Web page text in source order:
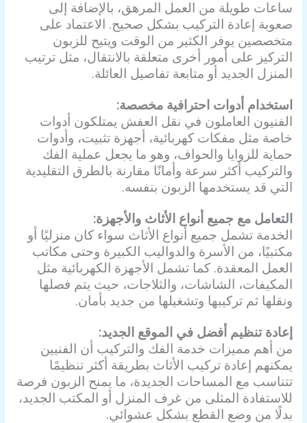
ساعات طويلة من العمل المرهق، بالإضافة إلى
صعوبة إعادة التركيب بشكل صحيح. الاعتماد على
متخصصين يوفر الكثير من الوقت ويتيح للزبون
التركيز على أمور أخرى متعلقة بالانتقال، مثل ترتيب
المنزل الجديد أو متابعة تفاصيل العائلة.
استخدام أدوات احترافية مخصصة:
الفنيون العاملون في نقل العفش يمتلكون أدوات
خاصة مثل مفكات كهربائية، أجهزة تثبيت، وأدوات
حماية للزوايا والحواف، وهو ما يجعل عملية الفك
والتركيب أكثر سرعة وأمانًا مقارنة بالطرق التقليدية
التي قد يستخدمها الزبون بنفسه.
التعامل مع جميع أنواع الأثاث والأجهزة:
الخدمة تشمل جميع أنواع الأثاث سواء كان منزليًا أو
مكتبيًا، من الأسرة والدواليب الكبيرة وحتى مكاتب
العمل المعقدة. كما تشمل الأجهزة الكهربائية مثل
المكيفات، الشاشات، والثلاجات، حيث يتم فصلها
ونقلها ثم تركيبها وتشغيلها من جديد بأمان.
إعادة تنظيم أفضل في الموقع الجديد:
من أهم مميزات خدمة الفك والتركيب أن الفنيين
يمكنهم إعادة تركيب الأثاث بطريقة أكثر تنظيمًا
تتناسب مع المساحات الجديدة، ما يمنح الزبون فرصة
للاستفادة المثلى من غرف المنزل أو المكتب الجديد،
بدلًا من وضع القطع بشكل عشوائي.